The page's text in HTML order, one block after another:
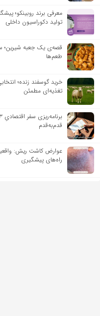
معرفی برند روبینکو؛
تولید دکوراسیون داخلی
قصه‌ی یک جعبه شیرین؛
طعم‌ها
خرید گوسفند زنده؛
تغذیه‌ای مطمئن
قدم‌به‌قدم
عوارض کاشت ریش:
راه‌های پیشگیری